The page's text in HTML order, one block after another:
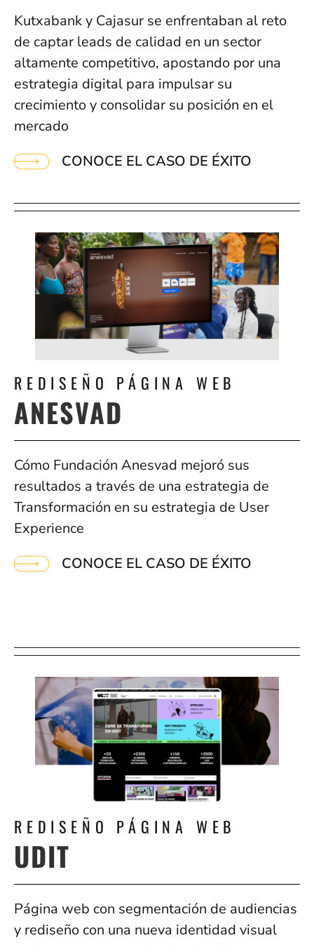
Kutxabank y Cajasur se enfrentaban al reto
de captar leads de calidad en un sector
altamente competitivo, apostando por una
estrategia digital para impulsar su
crecimiento y consolidar su posición en el
mercado
CONOCE EL CASO DE ÉXITO
REDISEÑO PÁGINA WEB
ANESVAD
Cómo Fundación Anesvad mejoró sus
resultados a través de una estrategia de
Transformación en su estrategia de User
Experience
CONOCE EL CASO DE ÉXITO
REDISEÑO PÁGINA WEB
UDIT
Página web con segmentación de audiencias
y rediseño con una nueva identidad visual